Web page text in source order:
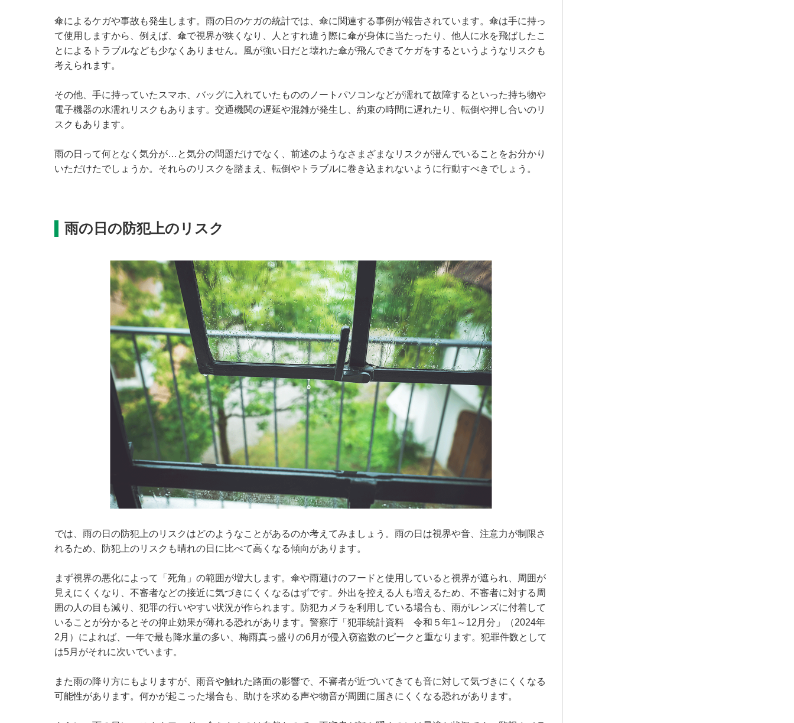
傘によるケガや事故も発生します。雨の日のケガの統計では、傘に関連する事例が報告されています。傘は手に持っ
て使用しますから、例えば、傘で視界が狭くなり、人とすれ違う際に傘が身体に当たったり、他人に水を飛ばしたこ
とによるトラブルなども少なくありません。風が強い日だと壊れた傘が飛んできてケガをするというようなリスクも
考えられます。
その他、手に持っていたスマホ、バッグに入れていたもののノートパソコンなどが濡れて故障するといった持ち物や
電子機器の水濡れリスクもあります。交通機関の遅延や混雑が発生し、約束の時間に遅れたり、転倒や押し合いのリ
スクもあります。
雨の日って何となく気分が…と気分の問題だけでなく、前述のようなさまざまなリスクが潜んでいることをお分かり
いただけたでしょうか。それらのリスクを踏まえ、転倒やトラブルに巻き込まれないように行動すべきでしょう。
雨の日の防犯上のリスク
では、雨の日の防犯上のリスクはどのようなことがあるのか考えてみましょう。雨の日は視界や音、注意力が制限さ
れるため、防犯上のリスクも晴れの日に比べて高くなる傾向があります。
まず視界の悪化によって「死角」の範囲が増大します。傘や雨避けのフードと使用していると視界が遮られ、周囲が
見えにくくなり、不審者などの接近に気づきにくくなるはずです。外出を控える人も増えるため、不審者に対する周
囲の人の目も減り、犯罪の行いやすい状況が作られます。防犯カメラを利用している場合も、雨がレンズに付着して
いることが分かるとその抑止効果が薄れる恐れがあります。警察庁「犯罪統計資料 令和５年1～12月分」（2024年
2月）によれば、一年で最も降水量の多い、梅雨真っ盛りの6月が侵入窃盗数のピークと重なります。犯罪件数として
は5月がそれに次いでいます。
また雨の降り方にもよりますが、雨音や触れた路面の影響で、不審者が近づいてきても音に対して気づきにくくなる
可能性があります。何かが起こった場合も、助けを求める声や物音が周囲に届きにくくなる恐れがあります。